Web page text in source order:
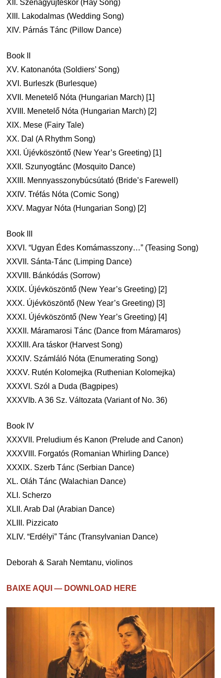
XII. Szénagyüjtéskor (Hay Song)
XIII. Lakodalmas (Wedding Song)
XIV. Párnás Tánc (Pillow Dance)
Book II
XV. Katonanóta (Soldiers’ Song)
XVI. Burleszk (Burlesque)
XVII. Menetelő Nóta (Hungarian March) [1]
XVIII. Menetelő Nóta (Hungarian March) [2]
XIX. Mese (Fairy Tale)
XX. Dal (A Rhythm Song)
XXI. Újévköszöntő (New Year’s Greeting) [1]
XXII. Szunyogtánc (Mosquito Dance)
XXIII. Mennyasszonybúcsútató (Bride’s Farewell)
XXIV. Tréfás Nóta (Comic Song)
XXV. Magyar Nóta (Hungarian Song) [2]
Book III
XXVI. “Ugyan Édes Komámasszony…” (Teasing Song)
XXVII. Sánta-Tánc (Limping Dance)
XXVIII. Bánkódás (Sorrow)
XXIX. Újévköszöntő (New Year’s Greeting) [2]
XXX. Újévköszöntő (New Year’s Greeting) [3]
XXXI. Újévköszöntő (New Year’s Greeting) [4]
XXXII. Máramarosi Tánc (Dance from Máramaros)
XXXIII. Ara táskor (Harvest Song)
XXXIV. Számláló Nóta (Enumerating Song)
XXXV. Rutén Kolomejka (Ruthenian Kolomejka)
XXXVI. Szól a Duda (Bagpipes)
XXXVIb. A 36 Sz. Változata (Variant of No. 36)
Book IV
XXXVII. Preludium és Kanon (Prelude and Canon)
XXXVIII. Forgatós (Romanian Whirling Dance)
XXXIX. Szerb Tánc (Serbian Dance)
XL. Oláh Tánc (Walachian Dance)
XLI. Scherzo
XLII. Arab Dal (Arabian Dance)
XLIII. Pizzicato
XLIV. “Erdélyi” Tánc (Transylvanian Dance)
Deborah & Sarah Nemtanu, violinos
BAIXE AQUI — DOWNLOAD HERE